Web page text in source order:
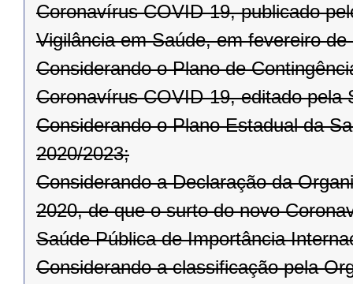
Coronavírus COVID-19, publicado
Vigilância em Saúde, em fevereiro de
Considerando o Plano de
Coronavírus COVID-19, editado pela
Considerando o Plano Estadual da
2020/2023;
Considerando a Declaração da
2020, de que o surto do novo
Saúde Pública de Importância
Considerando a classificação pela